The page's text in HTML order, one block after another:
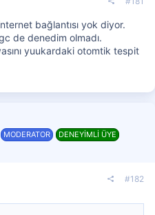
bağlantısı yok diyor.
de denedim olmadı.
yuukardaki otomtik tespit
MODERATOR DENEYİMLİ ÜYE
#182